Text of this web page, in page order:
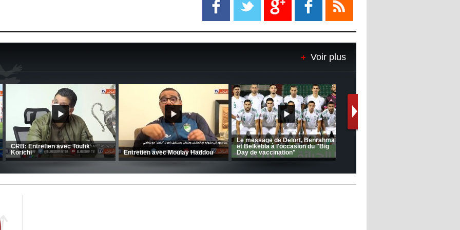
Le Barça savoure sa première
place et chambre le Real Madrid
de matchs"
12:39 - 2022/11/06
Real : Les dirigeants veulent le
départ d'Hazard cet hiver
Voir plus
(Coupe de la CAF) Nkana FC 1 -
CRB 0
CSC: La préparation des hommes
d’Amrani se poursuit en Tunisie
MCA: Kaci-Saïd évoque le large
succès du Mouloudia face au FC
MFM